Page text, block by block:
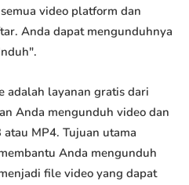
video platform dan
Anda dapat mengunduhnya
adalah layanan gratis dari
Anda mengunduh video dan
MP4. Tujuan utama
Anda mengunduh
file video yang dapat